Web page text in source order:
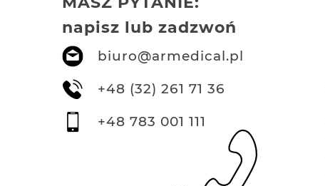
napisz lub zadzwoń
biuro@armedical.pl
+48 (32) 261 71 36
+48 783 001 111